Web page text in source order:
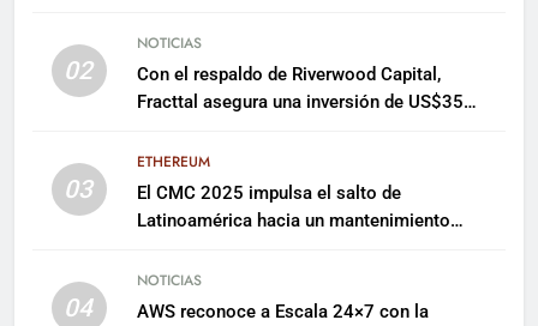
02
NOTICIAS
Con el respaldo de Riverwood Capital,
Fracttal asegura una inversión de US$35
03
ETHEREUM
El CMC 2025 impulsa el salto de
Latinoamérica hacia un mantenimiento
04
NOTICIAS
AWS reconoce a Escala 24×7 con la